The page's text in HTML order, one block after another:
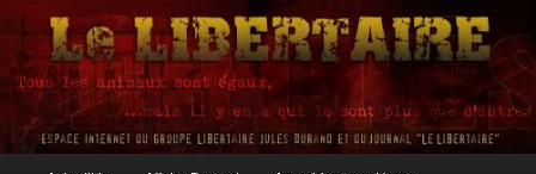
Aller
contenu
principalLe Libertaire